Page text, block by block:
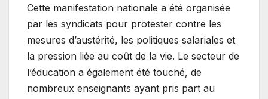
Cette manifestation nationale a été organisée
par les syndicats pour protester contre les
mesures d’austérité, les politiques salariales et
la pression liée au coût de la vie. Le secteur de
l’éducation a également été touché, de
nombreux enseignants ayant pris part au